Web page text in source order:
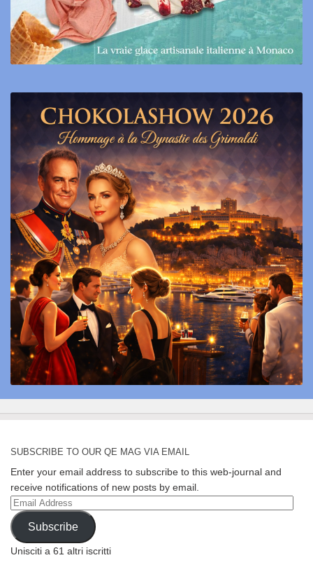
SUBSCRIBE TO OUR QE MAG VIA EMAIL
Enter your email address to subscribe to this web-journal and
receive notifications of new posts by email.
Email
Address
Subscribe
Unisciti a 61 altri iscritti